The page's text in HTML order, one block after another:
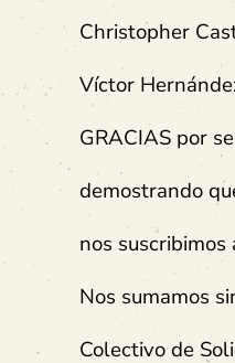
Christopher
Víctor
GRACIAS por
demostrando
nos
Nos sumamos
Colectivo de